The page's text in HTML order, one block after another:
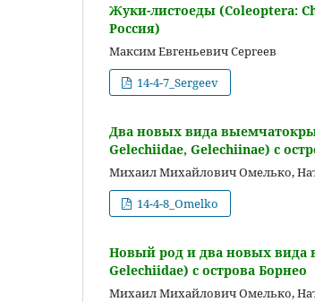
Жуки-листоеды (Coleoptera:
Россия)
Максим Евгеньевич Сергеев
14-4-7_Sergeev
Два новых вида
Gelechiidae, Gelechiinae) с
Михаил Михайлович Омелько,
14-4-8_Omelko
Новый род и два новых вида
Gelechiidae) с острова Борнео
Михаил Михайлович Омелько,